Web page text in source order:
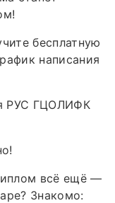
бесплатную
написания
РУС ГЦОЛИФК
всё ещё —
Знакомо: